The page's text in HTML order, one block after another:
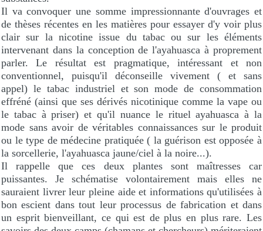
Il va convoquer une somme impressionnante d'ouvrages et
de thèses récentes en les matières pour essayer d'y voir plus
clair sur la nicotine issue du tabac ou sur les éléments
intervenant dans la conception de l'ayahuasca à proprement
parler. Le résultat est pragmatique, intéressant et non
conventionnel, puisqu'il déconseille vivement ( et sans
appel) le tabac industriel et son mode de consommation
effréné (ainsi que ses dérivés nicotinique comme la vape ou
le tabac à priser) et qu'il nuance le rituel ayahuasca à la
mode sans avoir de véritables connaissances sur le produit
ou le type de médecine pratiquée ( la guérison est opposée à
la sorcellerie, l'ayahuasca jaune/ciel à la noire...).
Il rappelle que ces deux plantes sont maîtresses car
puissantes. Je schématise volontairement mais elles ne
sauraient livrer leur pleine aide et informations qu'utilisées à
bon escient dans tout leur processus de fabrication et dans
un esprit bienveillant, ce qui est de plus en plus rare. Les